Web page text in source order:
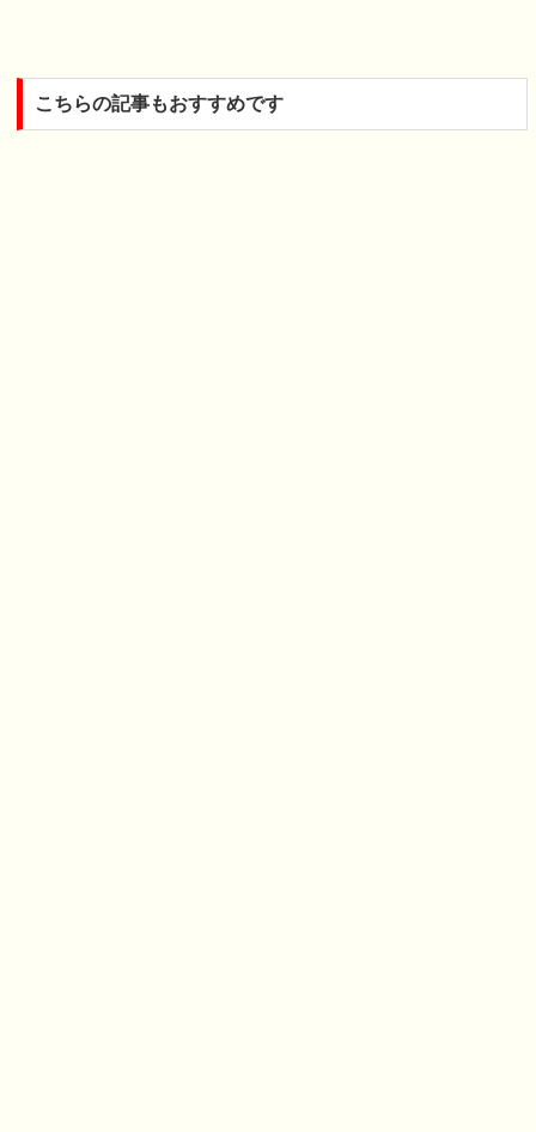
こちらの記事もおすすめです